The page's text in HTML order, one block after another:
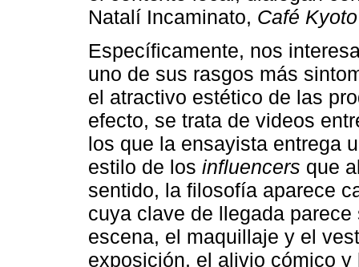
Natalí Incaminato, Café Kyoto
Específicamente, nos
uno de sus rasgos más
el atractivo estético de las
efecto, se trata de videos
los que la ensayista entrega
estilo de los influencers que
sentido, la filosofía aparece
cuya clave de llegada
escena, el maquillaje y el
exposición, el alivio cómico